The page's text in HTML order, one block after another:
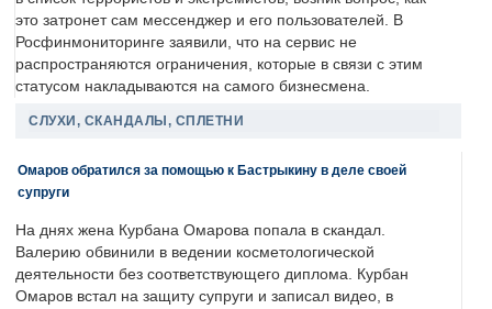
это затронет сам мессенджер и его пользователей. В
Росфинмониторинге заявили, что на сервис не
распространяются ограничения, которые в связи с этим
статусом накладываются на самого бизнесмена.
СЛУХИ, СКАНДАЛЫ, СПЛЕТНИ
Омаров обратился за помощью к Бастрыкину в деле своей
супруги
На днях жена Курбана Омарова попала в скандал.
Валерию обвинили в ведении косметологической
деятельности без соответствующего диплома. Курбан
Омаров встал на защиту супруги и записал видео, в